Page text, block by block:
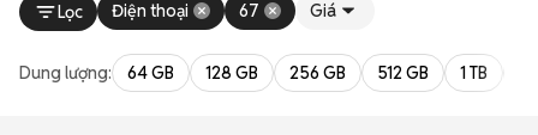
Lọc Điện thoại 67 Giá
Dung lượng: 64 GB 128 GB 256 GB 512 GB 1 TB